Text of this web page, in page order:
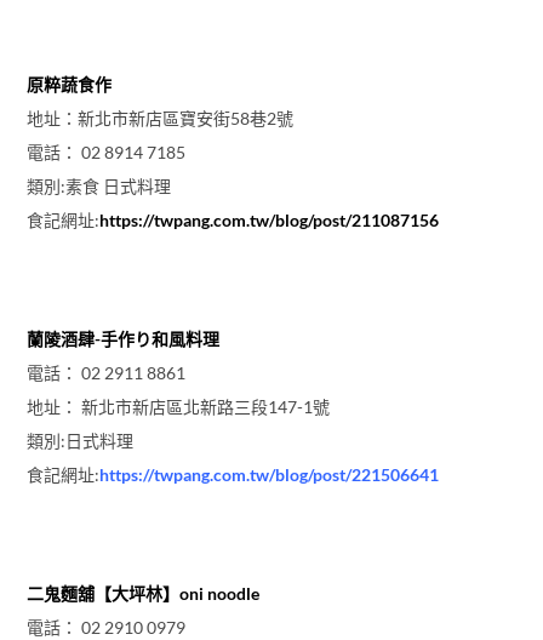
原粹蔬食作
地址：新北市新店區寶安街58巷2號
電話： 02 8914 7185
類別:素食 日式料理
食記網址:https://twpang.com.tw/blog/post/211087156
蘭陵酒肆-手作り和風料理
電話： 02 2911 8861
地址： 新北市新店區北新路三段147-1號
類別:日式料理
食記網址:https://twpang.com.tw/blog/post/221506641
二鬼麵舖【大坪林】oni noodle
電話： 02 2910 0979